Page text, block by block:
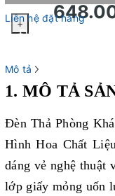
+
Đặt mua giao
Liên hệ đặt hàng
Mô tả
1. MÔ TẢ
Đèn Thả Phòng
Hình Hoa Chất
dáng vẻ nghệ thuật
lớp giấy mỏng uốn